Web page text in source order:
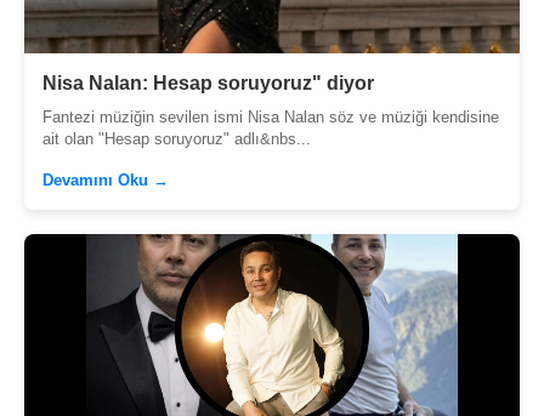
Nisa Nalan: Hesap soruyoruz" diyor
Fantezi müziğin sevilen ismi Nisa Nalan söz ve müziği kendisine
ait olan "Hesap soruyoruz" adlı&nbs...
Devamını Oku →